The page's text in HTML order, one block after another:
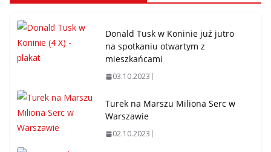
Donald Tusk w Koninie już jutro
na spotkaniu otwartym z
mieszkańcami
03.10.2023
Turek na Marszu Miliona Serc w
Warszawie
02.10.2023